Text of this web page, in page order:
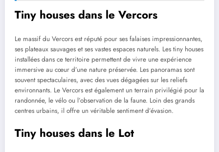
Tiny houses dans le Vercors
Le massif du Vercors est réputé pour ses falaises impressionnantes,
ses plateaux sauvages et ses vastes espaces naturels. Les tiny houses
installées dans ce territoire permettent de vivre une expérience
immersive au cœur d’une nature préservée. Les panoramas sont
souvent spectaculaires, avec des vues dégagées sur les reliefs
environnants. Le Vercors est également un terrain privilégié pour la
randonnée, le vélo ou l’observation de la faune. Loin des grands
centres urbains, il offre un véritable sentiment d’évasion.
Tiny houses dans le Lot